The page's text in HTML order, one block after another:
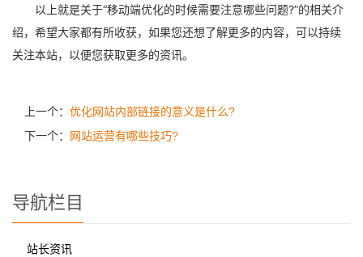
以上就是关于“移动端优化的时候需要注意哪些问题?”的相关介
绍，希望大家都有所收获，如果您还想了解更多的内容，可以持续
关注本站，以便您获取更多的资讯。
上一个： 优化网站内部链接的意义是什么?
下一个：
网站运营有哪些技巧?
导航栏目
站长资讯